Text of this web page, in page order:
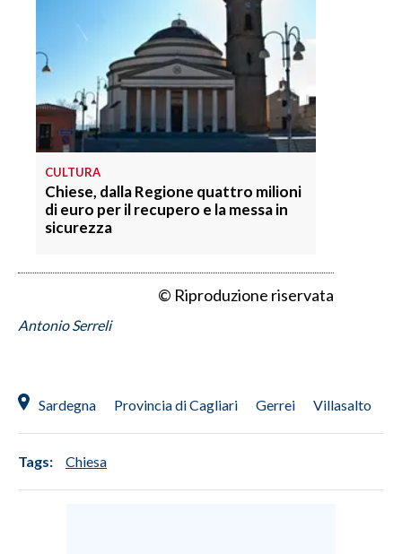
CULTURA
Chiese, dalla Regione quattro milioni
di euro per il recupero e la messa in
sicurezza
© Riproduzione riservata
Antonio Serreli
Sardegna Provincia di Cagliari Gerrei Villasalto
Tags: Chiesa